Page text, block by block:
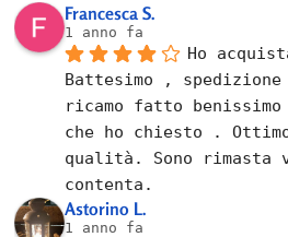
Francesca S.
1 anno fa
Ho
Battesimo ,
ricamo fatto
che ho chiesto . Ottimo
qualità. Sono rimasta
contenta.
Astorino L.
1 anno fa